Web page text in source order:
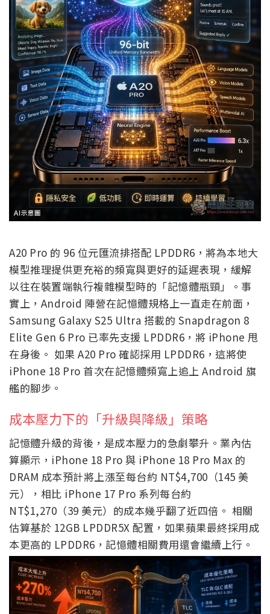
A20 Pro 的 96 位元匯流排搭配 LPDDR6，將為本地大
模型推理提供更充裕的頻寬與更好的延遲表現，緩解
以往在裝置端執行複雜模型時的「記憶體瓶頸」。事
實上，Android 陣營在記憶體規格上一直走在前面，
Samsung Galaxy S25 Ultra 搭載的 Snapdragon 8
在身後。 如果 A20 Pro 確認採用 LPDDR6，這將使
iPhone 18 Pro 首次在記憶體頻寬上追上 Android 旗
艦的腳步。
成本壓力下的「升級與降級」策略
記憶體升級的背後，是成本壓力的急劇攀升。業內估
算顯示，iPhone 18 Pro 與 iPhone 18 Pro Max 的
DRAM 成本預計將上漲至每台約 NT$4,700（145 美
元），相比 iPhone 17 Pro 系列每台約
NT$1,270（39 美元）的成本幾乎翻了近四倍。 相關